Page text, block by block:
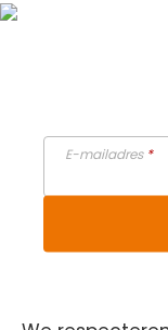
E-mailadres*